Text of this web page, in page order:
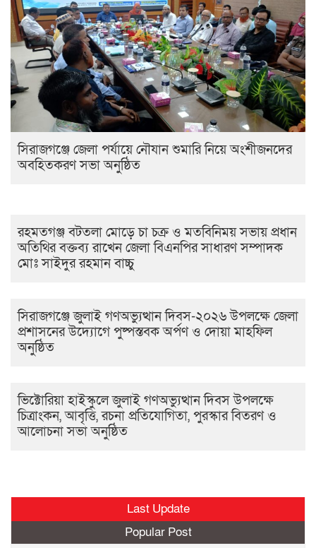
সিরাজগঞ্জে জেলা পর্যায়ে নৌযান শুমারি নিয়ে অংশীজনদের
অবহিতকরণ সভা অনুষ্ঠিত
রহমতগঞ্জ বটতলা মোড়ে চা চক্র ও মতবিনিময় সভায় প্রধান
অতিথির বক্তব্য রাখেন জেলা বিএনপির সাধারণ সম্পাদক
মোঃ সাইদুর রহমান বাচ্চু
সিরাজগঞ্জে জুলাই গণঅভ্যুত্থান দিবস-২০২৬ উপলক্ষে জেলা
প্রশাসনের উদ্যোগে পুষ্পস্তবক অর্পণ ও দোয়া মাহফিল
অনুষ্ঠিত
ভিক্টোরিয়া হাইস্কুলে জুলাই গণঅভ্যুত্থান দিবস উপলক্ষে
চিত্রাংকন, আবৃত্তি, রচনা প্রতিযোগিতা, পুরস্কার বিতরণ ও
আলোচনা সভা অনুষ্ঠিত
Last Update
Popular Post